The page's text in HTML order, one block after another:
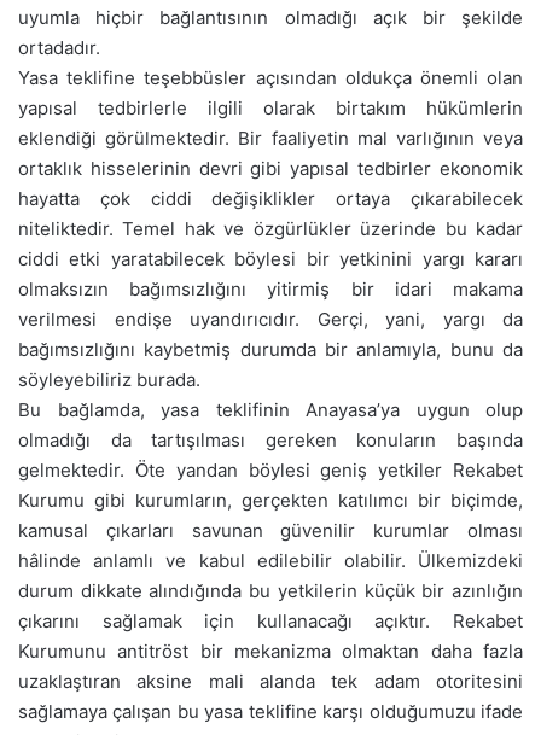
uyumla hiçbir bağlantısının olmadığı açık bir şekilde
ortadadır.
Yasa teklifine teşebbüsler açısından oldukça önemli olan
yapısal tedbirlerle ilgili olarak birtakım hükümlerin
eklendiği görülmektedir. Bir faaliyetin mal varlığının veya
ortaklık hisselerinin devri gibi yapısal tedbirler ekonomik
hayatta çok ciddi değişiklikler ortaya çıkarabilecek
niteliktedir. Temel hak ve özgürlükler üzerinde bu kadar
ciddi etki yaratabilecek böylesi bir yetkinini yargı kararı
olmaksızın bağımsızlığını yitirmiş bir idari makama
verilmesi endişe uyandırıcıdır. Gerçi, yani, yargı da
bağımsızlığını kaybetmiş durumda bir anlamıyla, bunu da
söyleyebiliriz burada.
Bu bağlamda, yasa teklifinin Anayasa’ya uygun olup
olmadığı da tartışılması gereken konuların başında
gelmektedir. Öte yandan böylesi geniş yetkiler Rekabet
Kurumu gibi kurumların, gerçekten katılımcı bir biçimde,
kamusal çıkarları savunan güvenilir kurumlar olması
hâlinde anlamlı ve kabul edilebilir olabilir. Ülkemizdeki
durum dikkate alındığında bu yetkilerin küçük bir azınlığın
çıkarını sağlamak için kullanacağı açıktır. Rekabet
Kurumunu antitröst bir mekanizma olmaktan daha fazla
uzaklaştıran aksine mali alanda tek adam otoritesini
sağlamaya çalışan bu yasa teklifine karşı olduğumuzu ifade